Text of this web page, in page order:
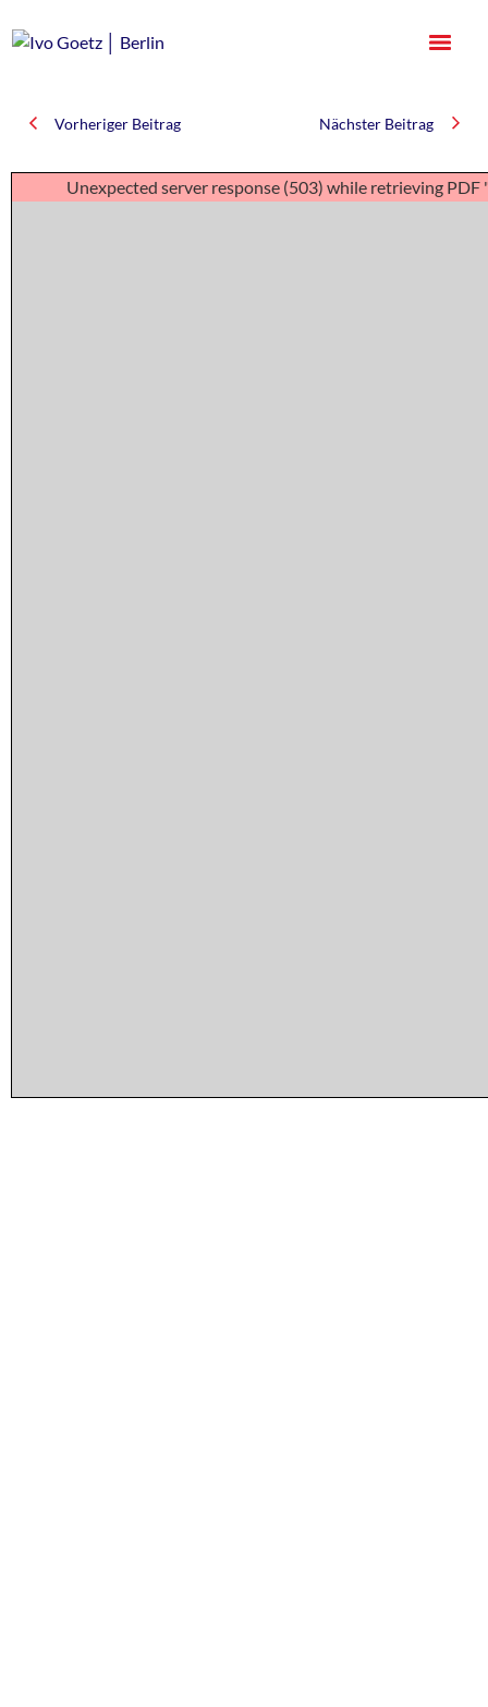
Vorheriger Beitrag Nächster Beitrag
Unexpected server response (503) while retrieving